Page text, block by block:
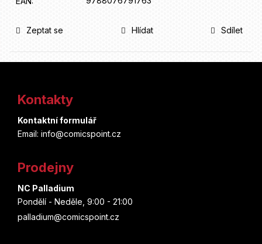
Zeptat se Hlídat Sdílet
Kontakty
Kontaktní formulář
Email: info@comicspoint.cz
Prodejny
NC Palladium
Pondělí - Neděle, 9:00 - 21:00
palladium@comicspoint.cz